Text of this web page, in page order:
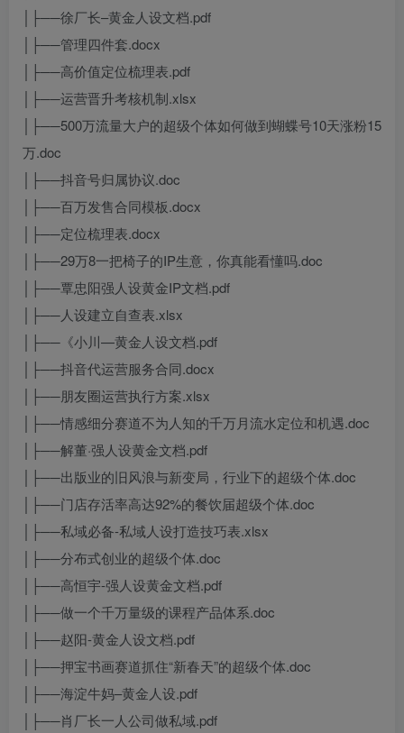
│├──徐厂长–黄金人设文档.pdf
│├──管理四件套.docx
│├──高价值定位梳理表.pdf
│├──运营晋升考核机制.xlsx
│├──500万流量大户的超级个体如何做到蝴蝶号10天涨粉15
万.doc
│├──抖音号归属协议.doc
│├──百万发售合同模板.docx
│├──定位梳理表.docx
│├──29万8一把椅子的IP生意，你真能看懂吗.doc
│├──覃忠阳强人设黄金IP文档.pdf
│├──人设建立自查表.xlsx
│├──《小川—黄金人设文档.pdf
│├──抖音代运营服务合同.docx
│├──朋友圈运营执行方案.xlsx
│├──情感细分赛道不为人知的千万月流水定位和机遇.doc
│├──解董·强人设黄金文档.pdf
│├──出版业的旧风浪与新变局，行业下的超级个体.doc
│├──门店存活率高达92%的餐饮届超级个体.doc
│├──私域必备-私域人设打造技巧表.xlsx
│├──分布式创业的超级个体.doc
│├──高恒宇-强人设黄金文档.pdf
│├──做一个千万量级的课程产品体系.doc
│├──赵阳-黄金人设文档.pdf
│├──押宝书画赛道抓住“新春天”的超级个体.doc
│├──海淀牛妈–黄金人设.pdf
│├──肖厂长一人公司做私域.pdf